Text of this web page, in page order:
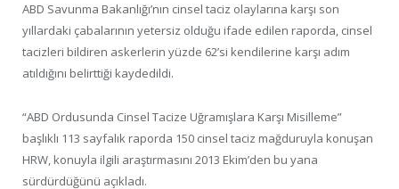
ABD Savunma Bakanlığı’nın cinsel taciz olaylarına karşı son
yıllardaki çabalarının yetersiz olduğu ifade edilen raporda, cinsel
tacizleri bildiren askerlerin yüzde 62’si kendilerine karşı adım
atıldığını belirttiği kaydedildi.
“ABD Ordusunda Cinsel Tacize Uğramışlara Karşı Misilleme”
başlıklı 113 sayfalık raporda 150 cinsel taciz mağduruyla konuşan
HRW, konuyla ilgili araştırmasını 2013 Ekim’den bu yana
sürdürdüğünü açıkladı.